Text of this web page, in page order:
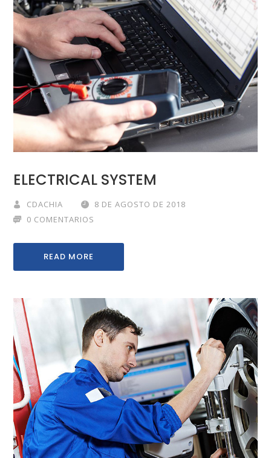
ELECTRICAL SYSTEM
CDACHIA
8 DE AGOSTO DE 2018
0 COMENTARIOS
READ MORE